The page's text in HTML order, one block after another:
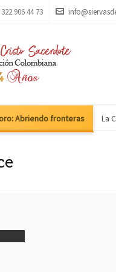
906 44 73
Abriendo fronteras La